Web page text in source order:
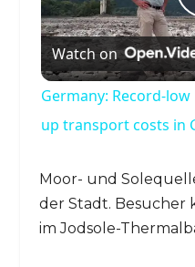
Watch on
Germany: Record-
up transport costs in
Moor- und
der Stadt. Besucher
im Jodsole-